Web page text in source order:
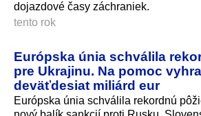
dojazdové časy záchraniek.
tento rok
Európska únia schválila
pre Ukrajinu. Na pomoc
deväťdesiat miliárd eur
Európska únia schválila rekordnú